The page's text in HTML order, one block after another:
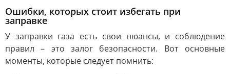
Ошибки, которых стоит избегать при
заправке
У заправки газа есть свои нюансы, и соблюдение
правил – это залог безопасности. Вот основные
моменты, которые следует помнить: